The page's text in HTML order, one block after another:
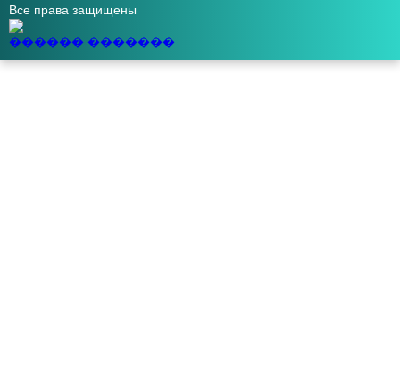
Все права защищены